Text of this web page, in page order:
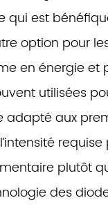
qui est
option pour
en énergie et
utilisées
adapté aux
plutôt
des